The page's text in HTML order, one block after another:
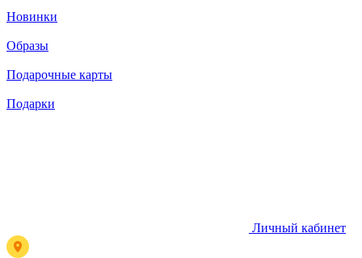
Новинки
Образы
Подарочные карты
Подарки
Личный кабинет